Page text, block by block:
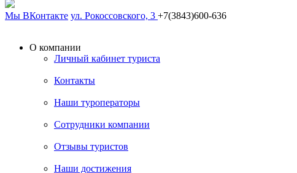
Мы ВКонтакте ул. Рокоссовского, 3 +7(3843)600-636
О компании
Личный кабинет туриста
Контакты
Наши туроператоры
Сотрудники компании
Отзывы туристов
Наши достижения